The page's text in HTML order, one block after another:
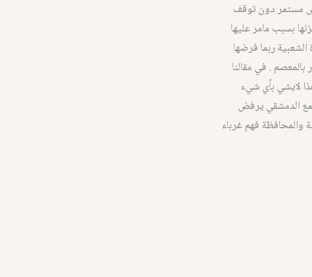
مستمر دون توقف
بسبب مامر عليها
ربما فرضها
. في مقالنا
لايشي بأي شيء
الدمشقي يرفض
والمحافظة فهم غرباء